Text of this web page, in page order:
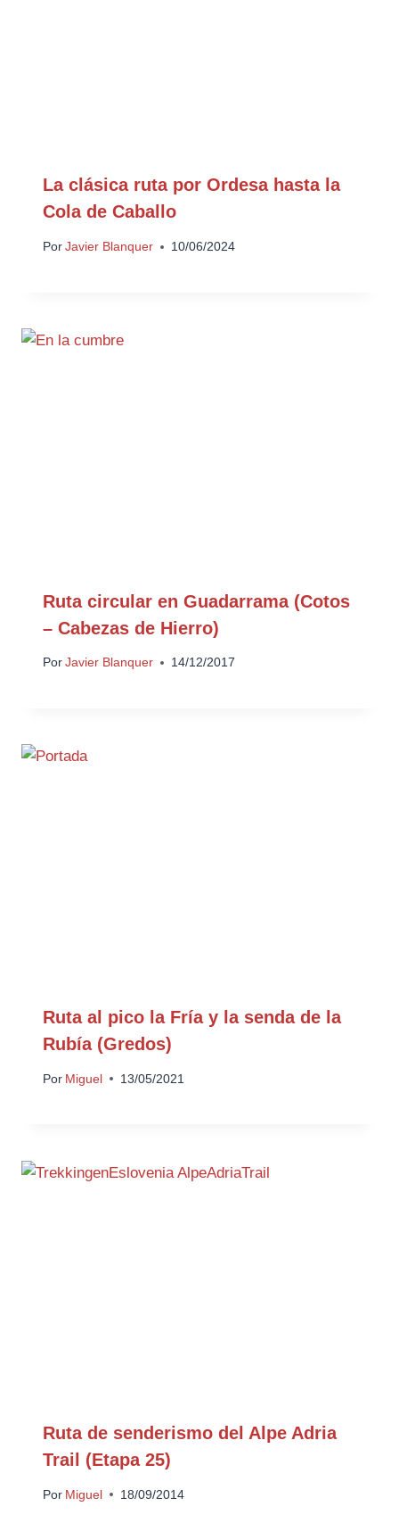
La clásica ruta por Ordesa hasta la
Cola de Caballo
Por Javier Blanquer 10/06/2024
Ruta circular en Guadarrama (Cotos
– Cabezas de Hierro)
Por Javier Blanquer 14/12/2017
Ruta al pico la Fría y la senda de la
Rubía (Gredos)
Por Miguel 13/05/2021
Ruta de senderismo del Alpe Adria
Trail (Etapa 25)
Por Miguel 18/09/2014